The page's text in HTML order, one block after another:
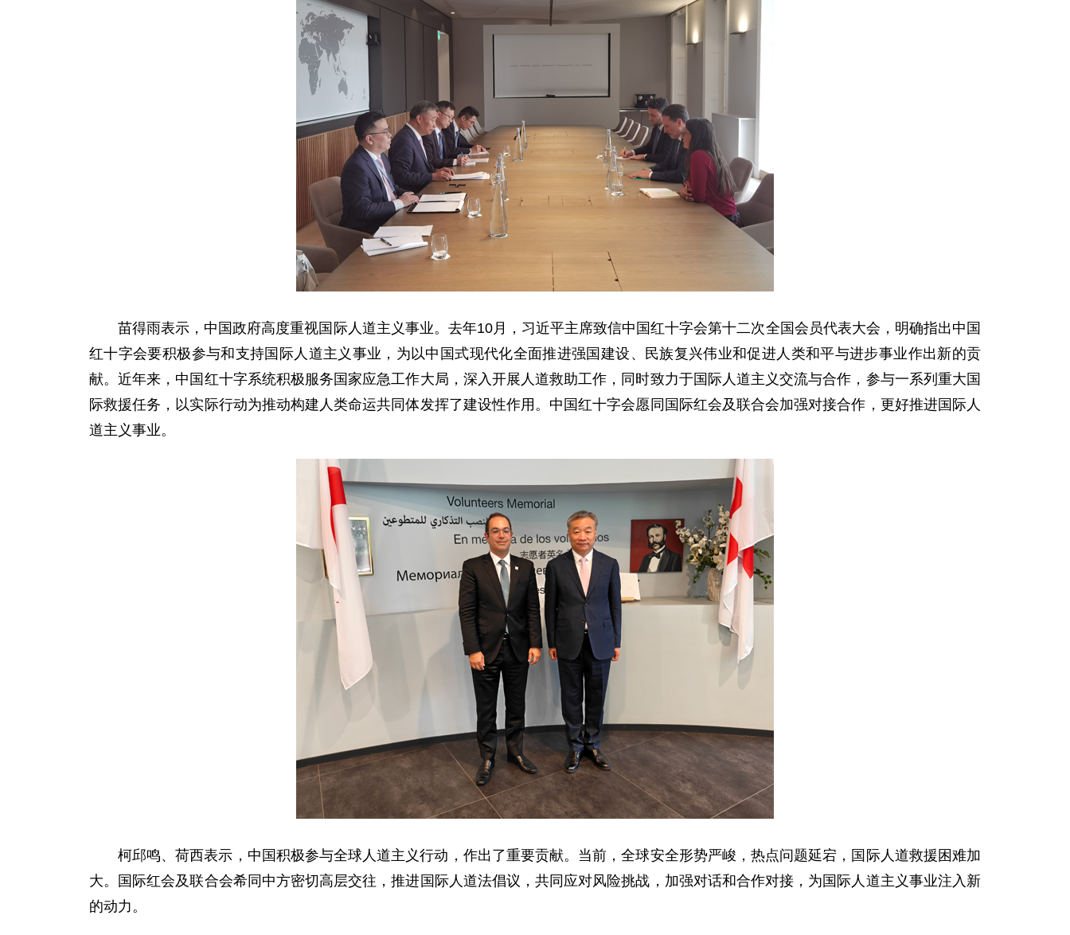
苗得雨表示，中国政府高度重视国际人道主义事业。去年10月，习近平主席致信中国红十字会第十二次全国会员代表大会，明确指出中国
红十字会要积极参与和支持国际人道主义事业，为以中国式现代化全面推进强国建设、民族复兴伟业和促进人类和平与进步事业作出新的贡
献。近年来，中国红十字系统积极服务国家应急工作大局，深入开展人道救助工作，同时致力于国际人道主义交流与合作，参与一系列重大国
际救援任务，以实际行动为推动构建人类命运共同体发挥了建设性作用。中国红十字会愿同国际红会及联合会加强对接合作，更好推进国际人
道主义事业。
柯邱鸣、荷西表示，中国积极参与全球人道主义行动，作出了重要贡献。当前，全球安全形势严峻，热点问题延宕，国际人道救援困难加
大。国际红会及联合会希同中方密切高层交往，推进国际人道法倡议，共同应对风险挑战，加强对话和合作对接，为国际人道主义事业注入新
的动力。